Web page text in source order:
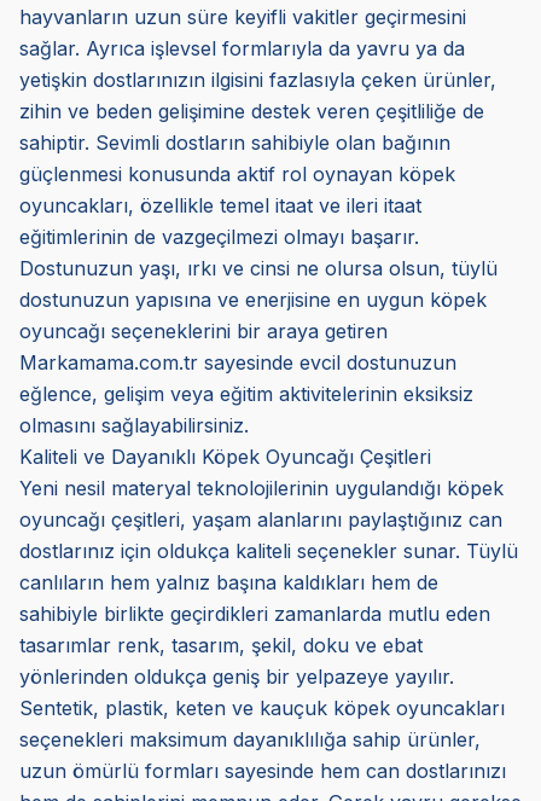
hayvanların uzun süre keyifli vakitler geçirmesini
sağlar. Ayrıca işlevsel formlarıyla da yavru ya da
yetişkin dostlarınızın ilgisini fazlasıyla çeken ürünler,
zihin ve beden gelişimine destek veren çeşitliliğe de
sahiptir. Sevimli dostların sahibiyle olan bağının
güçlenmesi konusunda aktif rol oynayan köpek
oyuncakları, özellikle temel itaat ve ileri itaat
eğitimlerinin de vazgeçilmezi olmayı başarır.
Dostunuzun yaşı, ırkı ve cinsi ne olursa olsun, tüylü
dostunuzun yapısına ve enerjisine en uygun köpek
oyuncağı seçeneklerini bir araya getiren
Markamama.com.tr sayesinde evcil dostunuzun
eğlence, gelişim veya eğitim aktivitelerinin eksiksiz
olmasını sağlayabilirsiniz.
Kaliteli ve Dayanıklı Köpek Oyuncağı Çeşitleri
Yeni nesil materyal teknolojilerinin uygulandığı köpek
oyuncağı çeşitleri, yaşam alanlarını paylaştığınız can
dostlarınız için oldukça kaliteli seçenekler sunar. Tüylü
canlıların hem yalnız başına kaldıkları hem de
sahibiyle birlikte geçirdikleri zamanlarda mutlu eden
tasarımlar renk, tasarım, şekil, doku ve ebat
yönlerinden oldukça geniş bir yelpazeye yayılır.
Sentetik, plastik, keten ve kauçuk köpek oyuncakları
seçenekleri maksimum dayanıklılığa sahip ürünler,
uzun ömürlü formları sayesinde hem can dostlarınızı